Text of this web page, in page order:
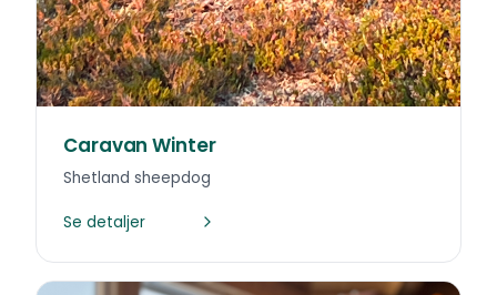
Caravan Winter
Shetland sheepdog
Se detaljer